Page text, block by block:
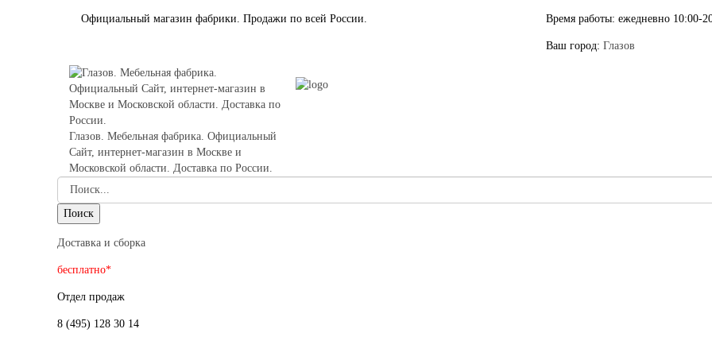
Официальный магазин фабрики. Продажи по всей России. Время работы: ежедневно 10:00-
Ваш город: Глазов
Глазов. Мебельная фабрика. Официальный
Сайт, интернет-магазин в Москве и
Московской области. Доставка по России.
Доставка и сборка
бесплатно*
Отдел продаж
8 (495) 128 30 14